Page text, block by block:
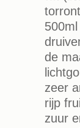
500ml
de
zeer
rijp
zuur